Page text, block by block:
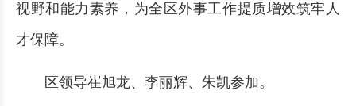
视野和能力素养，为全区外事工作提质增效筑牢人
才保障。
区领导崔旭龙、李丽辉、朱凯参加。